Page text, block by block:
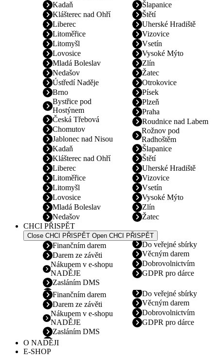
Kadaň
Klášterec nad Ohří
Liberec
Litoměřice
Litomyšl
Lovosice
Mladá Boleslav
Nedašov
Šlapanice
Štětí
Uherské Hradiště
Vizovice
Vsetín
Vysoké Mýto
Zlín
Žatec
Ústředí Naděje
Brno
Bystřice pod
Hostýnem
Česká Třebová
Chomutov
Jablonec nad Nisou
Kadaň
Klášterec nad Ohří
Liberec
Litoměřice
Litomyšl
Lovosice
Mladá Boleslav
Nedašov
Otrokovice
Písek
Plzeň
Praha
Roudnice nad Labem
Rožnov pod
Radhoštěm
Šlapanice
Štětí
Uherské Hradiště
Vizovice
Vsetín
Vysoké Mýto
Zlín
Žatec
CHCI PŘISPĚT
Close CHCI PŘISPĚT Open CHCI PŘISPĚT
Finančním darem
Darem ze závěti
Nákupem v e-shopu
NADĚJE
Zasláním DMS
Do veřejné sbírky
Věcným darem
Dobrovolnictvím
GDPR pro dárce
Finančním darem
Darem ze závěti
Nákupem v e-shopu
NADĚJE
Zasláním DMS
Do veřejné sbírky
Věcným darem
Dobrovolnictvím
GDPR pro dárce
O NADĚJI
E-SHOP